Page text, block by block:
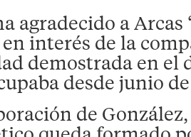
agradecido a Arcas
interés de la
demostrada en el
desde junio
de